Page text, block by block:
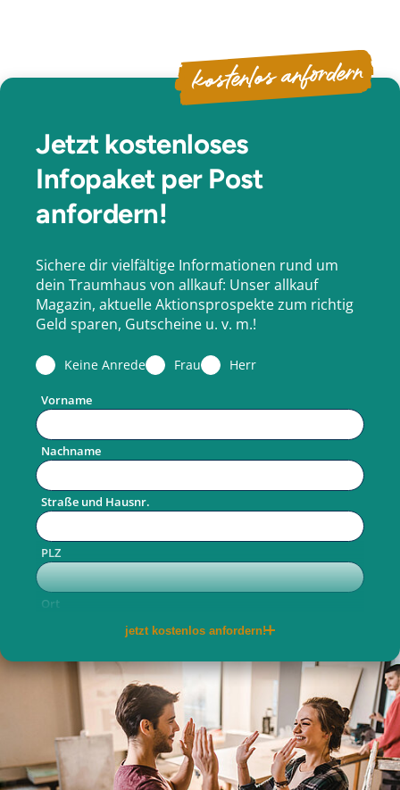
Jetzt kostenloses
Infopaket per Post
anfordern!
kostenlos anfordern
Sichere dir vielfältige Informationen rund um
dein Traumhaus von allkauf: Unser allkauf
Magazin, aktuelle Aktionsprospekte zum richtig
Geld sparen, Gutscheine u. v. m.!
Keine Anrede Frau Herr
Vorname
Nachname
Straße und Hausnr.
PLZ
Ort
per Post per E-Mail
jetzt kostenlos anfordern!